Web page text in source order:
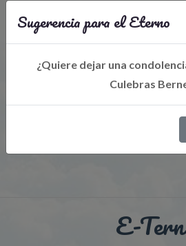
Libro de
Sugerencia para el Eterno
¿Quiere dejar una
Culebras
E-